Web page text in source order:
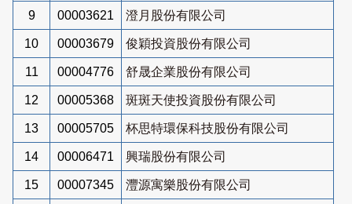
9 00003621 澄月股份有限公司
10 00003679 俊穎投資股份有限公司
11 00004776 舒晟企業股份有限公司
12 00005368 斑斑天使投資股份有限公司
13 00005705 杯思特環保科技股份有限公司
14 00006471 興瑞股份有限公司
15 00007345 灃源寓樂股份有限公司